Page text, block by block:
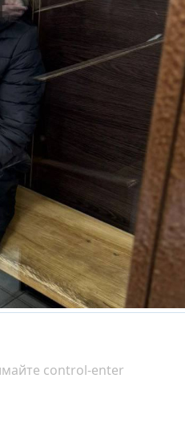
control-enter